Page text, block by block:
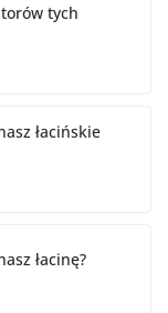
tych
łacińskie
łacinę?